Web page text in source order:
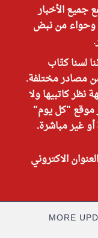
جميع الأخبار
وحواء من نبض
لسنا كتّاب
مصادر مختلفة.
نظر كاتبيها ولا
موقع "كل يوم"
غير مباشرة.
الاكتروني
MORE